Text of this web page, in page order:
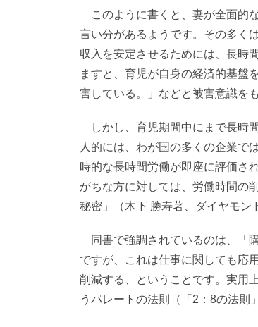
このように書くと、妻が全面的
言い分があるようです。その多く
収入を安定させるためには、長時
ますと、育児が自身の経済的基盤
害している。」などと被害意識を
しかし、育児期間中にまで長時
人的には、わが国の多くの企業で
時的な長時間労働が即座に評価さ
がちな方に対しては、労働時間の
秘密」（木下 勝寿著、ダイヤモン
同書で強調されているのは、「
ですが、これは仕事に関しても応
削減する、ということです。実用
うパレートの法則（「2：8の法則